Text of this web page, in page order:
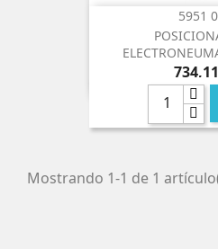
5951
Precio
Mostrando 1-1 de 1